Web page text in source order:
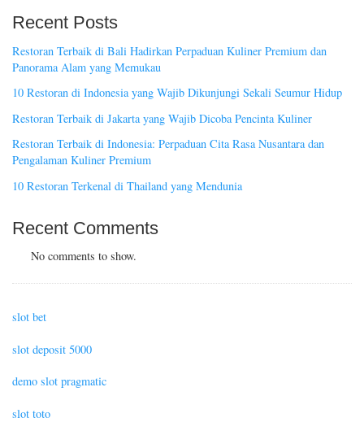
Recent Posts
Restoran Terbaik di Bali Hadirkan Perpaduan Kuliner Premium dan
Panorama Alam yang Memukau
10 Restoran di Indonesia yang Wajib Dikunjungi Sekali Seumur Hidup
Restoran Terbaik di Jakarta yang Wajib Dicoba Pencinta Kuliner
Restoran Terbaik di Indonesia: Perpaduan Cita Rasa Nusantara dan
Pengalaman Kuliner Premium
10 Restoran Terkenal di Thailand yang Mendunia
Recent Comments
No comments to show.
slot bet
slot deposit 5000
demo slot pragmatic
slot toto